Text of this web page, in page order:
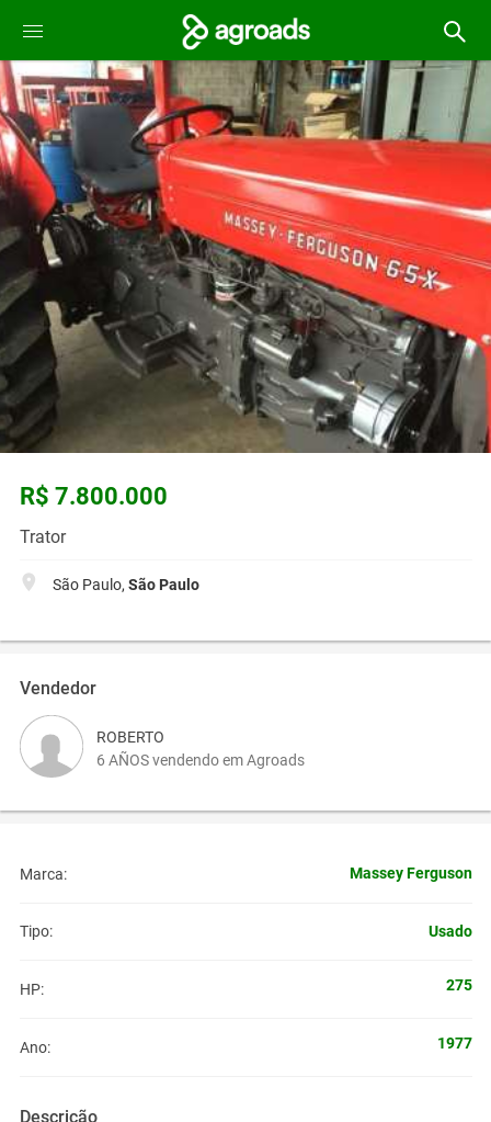
R$ 7.800.000
Trator
São Paulo, São Paulo
Vendedor
ROBERTO
6 AÑOS vendendo em Agroads
Marca: Massey Ferguson
Tipo: Usado
HP: 275
Ano: 1977
Descrição